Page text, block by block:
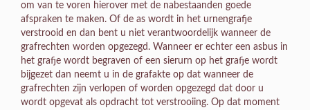
om van te voren hierover met de nabestaanden goede
afspraken te maken. Of de as wordt in het urnengrafje
verstrooid en dan bent u niet verantwoordelijk wanneer de
grafrechten worden opgezegd. Wanneer er echter een asbus in
het grafje wordt begraven of een sierurn op het grafje wordt
bijgezet dan neemt u in de grafakte op dat wanneer de
grafrechten zijn verlopen of worden opgezegd dat door u
wordt opgevat als opdracht tot verstrooiing. Op dat moment